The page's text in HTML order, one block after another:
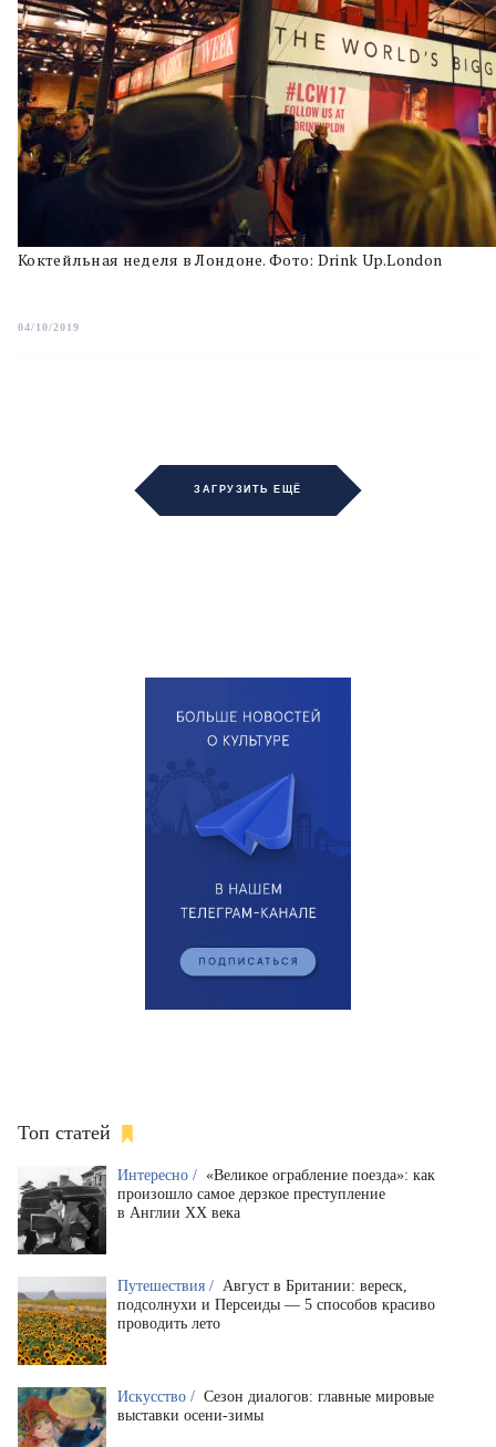
Коктейльная неделя в Лондоне. Фото: Drink Up.London
04/10/2019
ЗАГРУЗИТЬ ЕЩЁ
Топ статей
Интересно / «Великое ограбление поезда»: как
произошло самое дерзкое преступление
в Англии XX века
Путешествия / Август в Британии: вереск,
подсолнухи и Персеиды — 5 способов красиво
проводить лето
Искусство / Сезон диалогов: главные мировые
выставки осени-зимы